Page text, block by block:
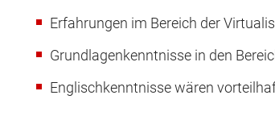
Erfahrungen im Bereich der
Grundlagenkenntnisse in den
Englischkenntnisse wären